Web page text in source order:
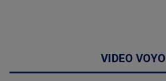
VIDEO VOYO